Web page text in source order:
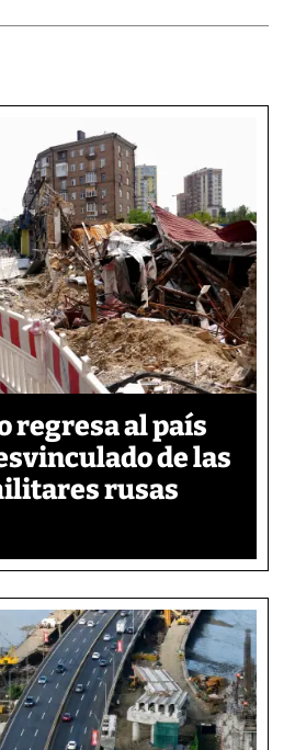
regresa al país
de las
rusas